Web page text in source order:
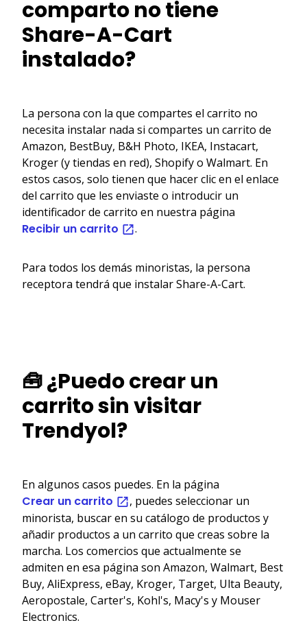
comparto no tiene
Share-A-Cart
instalado?
La persona con la que compartes el carrito no
necesita instalar nada si compartes un carrito de
Amazon, BestBuy, B&H Photo, IKEA, Instacart,
Kroger (y tiendas en red), Shopify o Walmart. En
estos casos, solo tienen que hacer clic en el enlace
del carrito que les enviaste o introducir un
identificador de carrito en nuestra página
Recibir un carrito .
Para todos los demás minoristas, la persona
receptora tendrá que instalar Share-A-Cart.
🧰 ¿Puedo crear un
carrito sin visitar
Trendyol?
En algunos casos puedes. En la página
Crear un carrito
, puedes seleccionar un
minorista, buscar en su catálogo de productos y
añadir productos a un carrito que creas sobre la
marcha. Los comercios que actualmente se
admiten en esa página son Amazon, Walmart, Best
Buy, AliExpress, eBay, Kroger, Target, Ulta Beauty,
Aeropostale, Carter's, Kohl's, Macy's y Mouser
Electronics.